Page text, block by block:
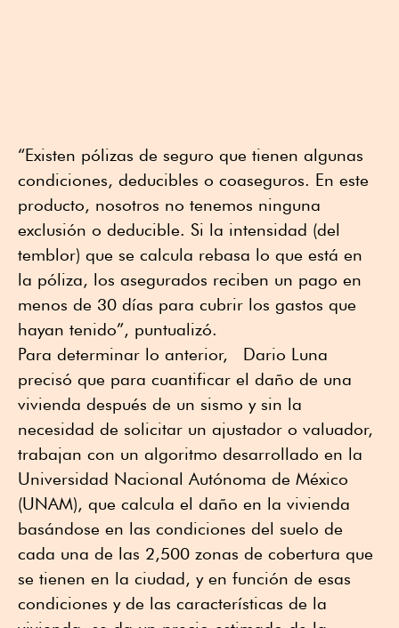
“Existen pólizas de seguro que tienen algunas
condiciones, deducibles o coaseguros. En este
producto, nosotros no tenemos ninguna
exclusión o deducible. Si la intensidad (del
temblor) que se calcula rebasa lo que está en
la póliza, los asegurados reciben un pago en
menos de 30 días para cubrir los gastos que
hayan tenido”, puntualizó.
Para determinar lo anterior, Dario Luna
precisó que para cuantificar el daño de una
vivienda después de un sismo y sin la
necesidad de solicitar un ajustador o valuador,
trabajan con un algoritmo desarrollado en la
Universidad Nacional Autónoma de México
(UNAM), que calcula el daño en la vivienda
basándose en las condiciones del suelo de
cada una de las 2,500 zonas de cobertura que
se tienen en la ciudad, y en función de esas
condiciones y de las características de la